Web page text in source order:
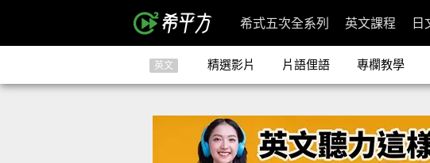
希式五次全系列 英文課程 日
英文 精選影片 片語俚語 專欄教學